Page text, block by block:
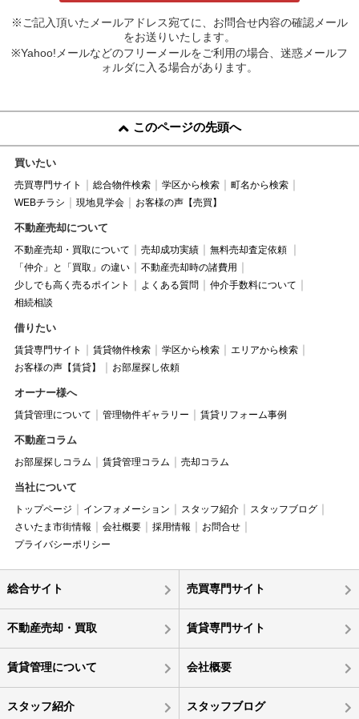
※ご記入頂いたメールアドレス宛てに、お問合せ内容の確認メール
をお送りいたします。
※Yahoo!メールなどのフリーメールをご利用の場合、迷惑メールフ
ォルダに入る場合があります。
このページの先頭へ
買いたい
売買専門サイト 総合物件検索 学区から検索
町名から検索
WEBチラシ
現地見学会 お客様の声【売買】
不動産売却について
不動産売却・買取について 売却成功実績
無料売却査定依頼
「仲介」と「買取」の違い
不動産売却時の諸費用
少しでも高く売るポイント
よくある質問
仲介手数料について
相続相談
借りたい
賃貸専門サイト 賃貸物件検索 学区から検索
エリアから検索
お客様の声【賃貸】
お部屋探し依頼
オーナー様へ
賃貸管理について 管理物件ギャラリー 賃貸リフォーム事例
不動産コラム
お部屋探しコラム 賃貸管理コラム 売却コラム
当社について
トップページ インフォメーション スタッフ紹介
スタッフブログ
さいたま市街情報
会社概要 採用情報
お問合せ
プライバシーポリシー
総合サイト 売買専門サイト
不動産売却・買取 賃貸専門サイト
賃貸管理について 会社概要
スタッフ紹介 スタッフブログ